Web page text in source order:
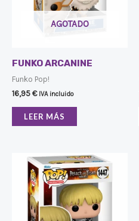
AGOTADO
FUNKO ARCANINE
Funko Pop!
16,95€ IVA incluido
LEER MÁS